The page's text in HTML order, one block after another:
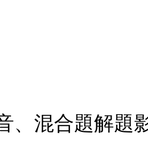
、混合題解題